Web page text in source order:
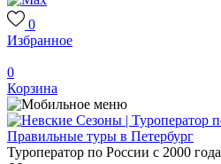
0
Избранное
0
Корзина
Туроператор по России с 2000 года